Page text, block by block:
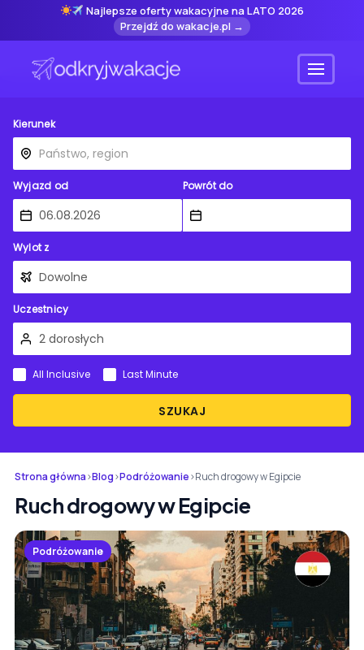
Najlepsze oferty wakacyjne na LATO 2026
Przejdź do wakacje.pl →
Menu
Kierunek
Wyjazd od Powrót do
Wylot z
Uczestnicy
SZUKAJ
All Inclusive Last Minute
Strona główna›Blog›Podróżowanie›Ruch drogowy w Egipcie
Ruch drogowy w Egipcie
Podróżowanie